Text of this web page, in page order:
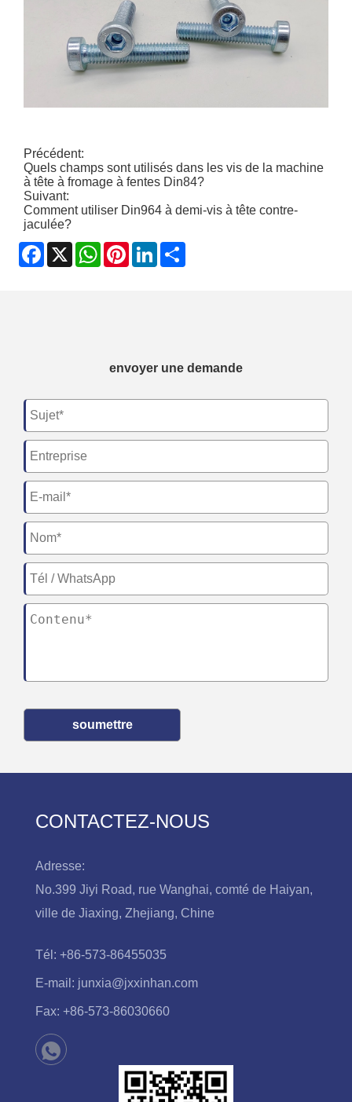
Précédent:
Quels champs sont utilisés dans les vis de la machine
à tête à fromage à fentes Din84?
Suivant:
Comment utiliser Din964 à demi-vis à tête contre-
jaculée?
Facebook
X WhatsApp
PinterestLinkedIn
envoyer une demande
soumettre
CONTACTEZ-NOUS
Adresse:
No.399 Jiyi Road, rue Wanghai, comté de Haiyan,
ville de Jiaxing, Zhejiang, Chine
Tél: +86-573-86455035
E-mail: junxia@jxxinhan.com
Fax: +86-573-86030660